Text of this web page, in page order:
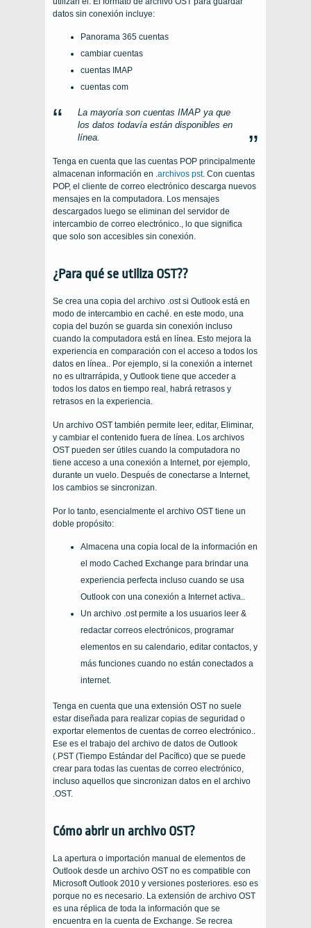
datos sin conexión incluye:
Panorama 365 cuentas
cambiar cuentas
cuentas IMAP
cuentas com
La mayoría son cuentas IMAP ya que
los datos todavía están disponibles en
línea.
Tenga en cuenta que las cuentas POP principalmente
almacenan información en .archivos pst. Con cuentas
POP, el cliente de correo electrónico descarga nuevos
mensajes en la computadora. Los mensajes
descargados luego se eliminan del servidor de
intercambio de correo electrónico., lo que significa
que solo son accesibles sin conexión.
¿Para qué se utiliza OST??
Se crea una copia del archivo .ost si Outlook está en
modo de intercambio en caché. en este modo, una
copia del buzón se guarda sin conexión incluso
cuando la computadora está en línea. Esto mejora la
experiencia en comparación con el acceso a todos los
datos en línea.. Por ejemplo, si la conexión a internet
no es ultrarrápida, y Outlook tiene que acceder a
todos los datos en tiempo real, habrá retrasos y
retrasos en la experiencia.
Un archivo OST también permite leer, editar, Eliminar,
y cambiar el contenido fuera de línea. Los archivos
OST pueden ser útiles cuando la computadora no
tiene acceso a una conexión a Internet, por ejemplo,
durante un vuelo. Después de conectarse a Internet,
los cambios se sincronizan.
Por lo tanto, esencialmente el archivo OST tiene un
doble propósito:
Almacena una copia local de la información en
el modo Cached Exchange para brindar una
experiencia perfecta incluso cuando se usa
Outlook con una conexión a Internet activa..
Un archivo .ost permite a los usuarios leer &
redactar correos electrónicos, programar
elementos en su calendario, editar contactos, y
más funciones cuando no están conectados a
internet.
Tenga en cuenta que una extensión OST no suele
estar diseñada para realizar copias de seguridad o
exportar elementos de cuentas de correo electrónico..
Ese es el trabajo del archivo de datos de Outlook
(.PST (Tiempo Estándar del Pacífico) que se puede
crear para todas las cuentas de correo electrónico,
incluso aquellos que sincronizan datos en el archivo
.OST.
Cómo abrir un archivo OST?
La apertura o importación manual de elementos de
Outlook desde un archivo OST no es compatible con
Microsoft Outlook 2010 y versiones posteriores. eso es
porque no es necesario. La extensión de archivo OST
es una réplica de toda la información que se
encuentra en la cuenta de Exchange. Se recrea